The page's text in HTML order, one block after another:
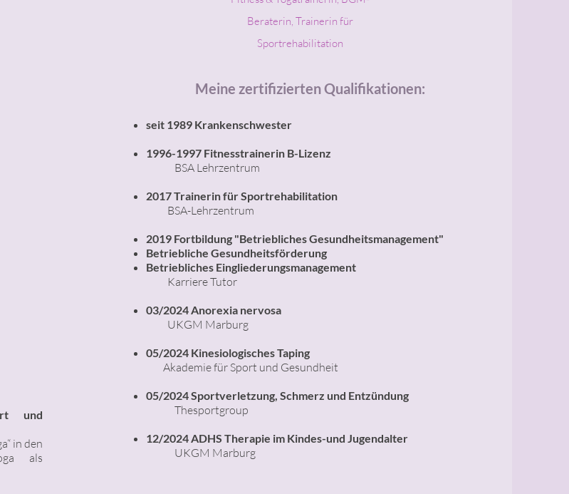
und
in den
als
Beraterin, Trainerin für
Sportrehabilitation
Meine zertifizierten Qualifikationen:
seit 1989 Krankenschwester ​
1996-1997 Fitnesstrainerin B-Lizenz
BSA Lehrzentrum
2017 Trainerin für Sportrehabilitation
BSA-Lehrzentrum
2019 Fortbildung "Betriebliches Gesundheitsmanagement"
Betriebliche Gesundheitsförderung
Betriebliches Eingliederungsmanagement
Karriere Tutor
03/2024 Anorexia nervosa
UKGM Marburg
05/2024 Kinesiologisches Taping
Akademie für Sport und Gesundheit
05/2024 Sportverletzung, Schmerz und Entzündung
Thesportgroup
12/2024 ADHS Therapie im Kindes-und Jugendalter
UKGM Marburg